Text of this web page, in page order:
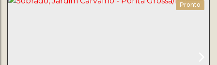
Pronto